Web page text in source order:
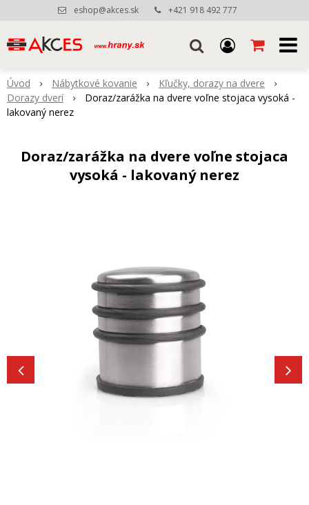
eshop@akces.sk +421 918 492 777
Úvod Nábytkové kovanie
Kľučky, dorazy na dvere
Dorazy dverí
Doraz/zarážka na dvere voľne stojaca vysoká -
lakovaný nerez
Doraz/zarážka na dvere voľne stojaca
vysoká - lakovaný nerez